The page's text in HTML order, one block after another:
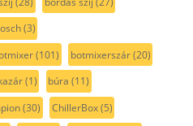
(3)
(101) botmixerszár(20)
(1) búra (11)
(30) ChillerBox(5)